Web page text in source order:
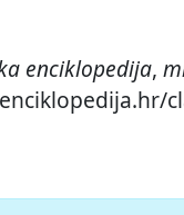
enciklopedija,